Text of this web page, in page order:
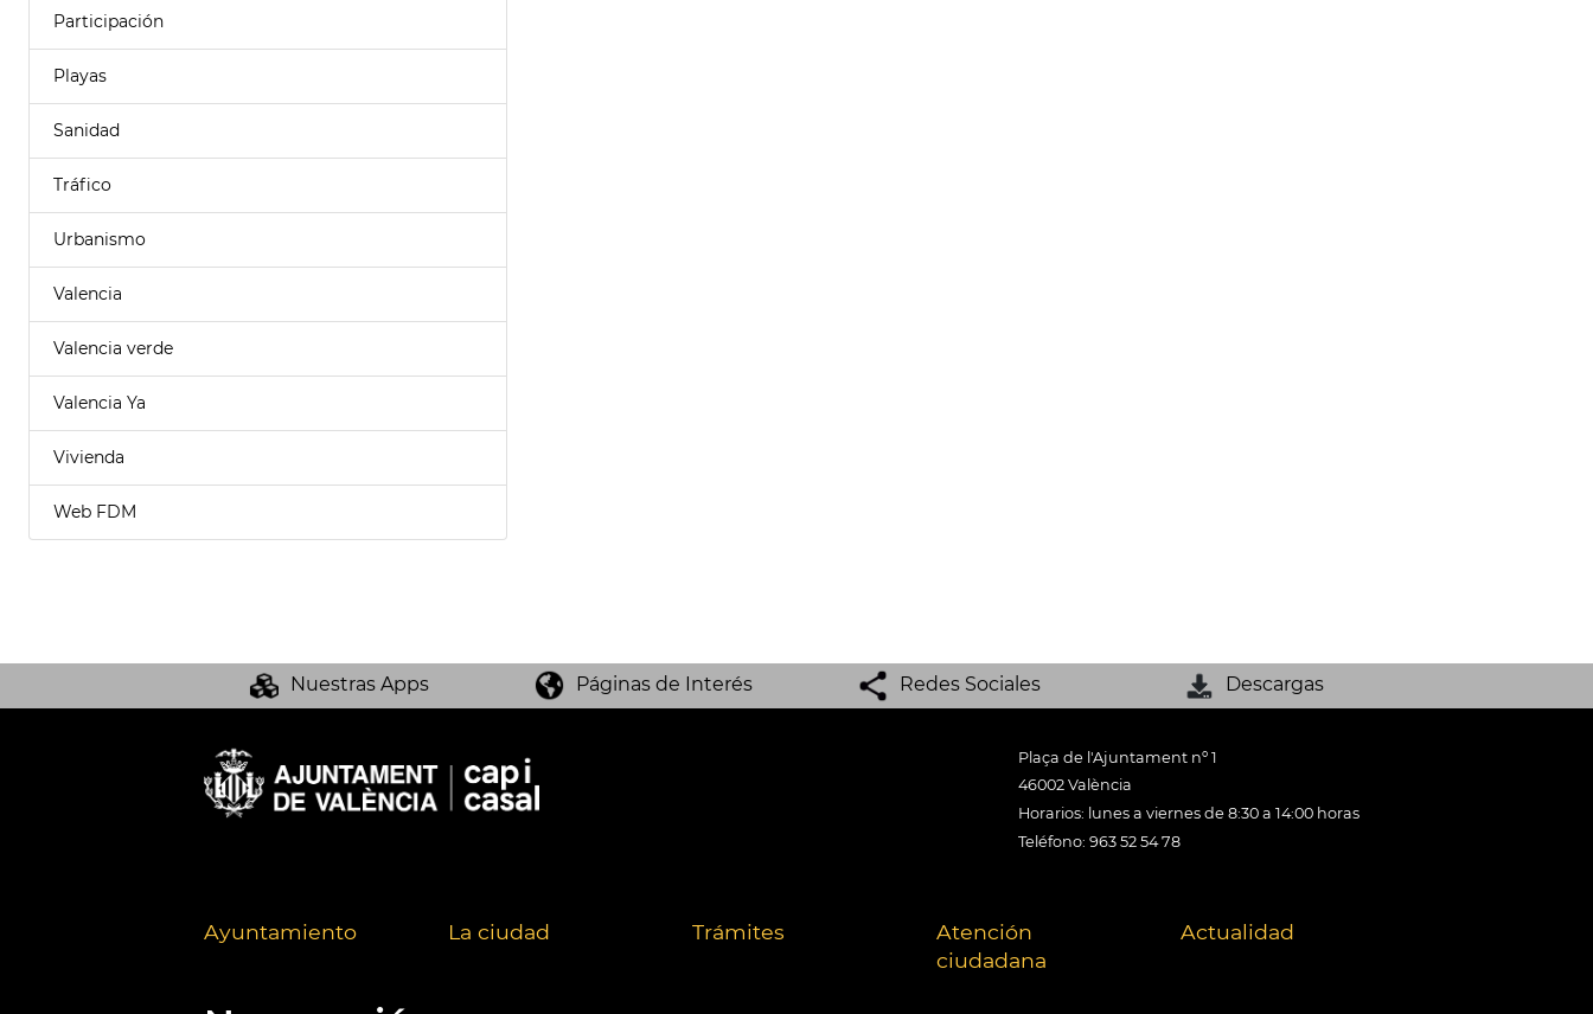
Participación
Playas
Sanidad
Tráfico
Urbanismo
Valencia
Valencia verde
Valencia Ya
Vivienda
Web FDM
Nuestras Apps Páginas de Interés Redes Sociales Descargas
Plaça de l'Ajuntament nº 1
46002 València
Horarios: lunes a viernes de 8:30 a 14:00 horas
Teléfono: 963 52 54 78
Ayuntamiento La ciudad Trámites
Atención
ciudadana
Actualidad